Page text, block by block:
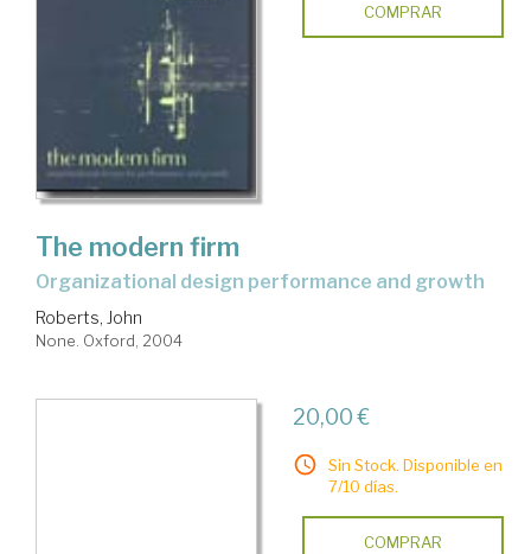
COMPRAR
The modern firm
organizational design performance and growth
Roberts, John
None. Oxford, 2004
20,00 €
Sin Stock. Disponible en
7/10 días.
COMPRAR